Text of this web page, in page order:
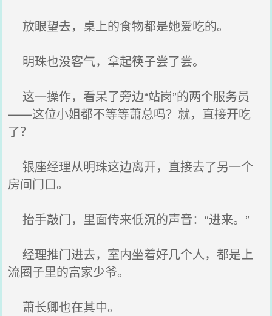
放眼望去，桌上的食物都是她爱吃的。
明珠也没客气，拿起筷子尝了尝。
这一操作，看呆了旁边“站岗”的两个服务员
——这位小姐都不等等萧总吗？就，直接开吃
了？
银座经理从明珠这边离开，直接去了另一个
房间门口。
抬手敲门，里面传来低沉的声音：“进来。”
经理推门进去，室内坐着好几个人，都是上
流圈子里的富家少爷。
萧长卿也在其中。